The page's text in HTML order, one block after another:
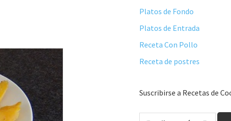
Platos de Fondo
Platos de Entrada
Receta Con Pollo
Receta de postres
Suscribirse a Recetas de